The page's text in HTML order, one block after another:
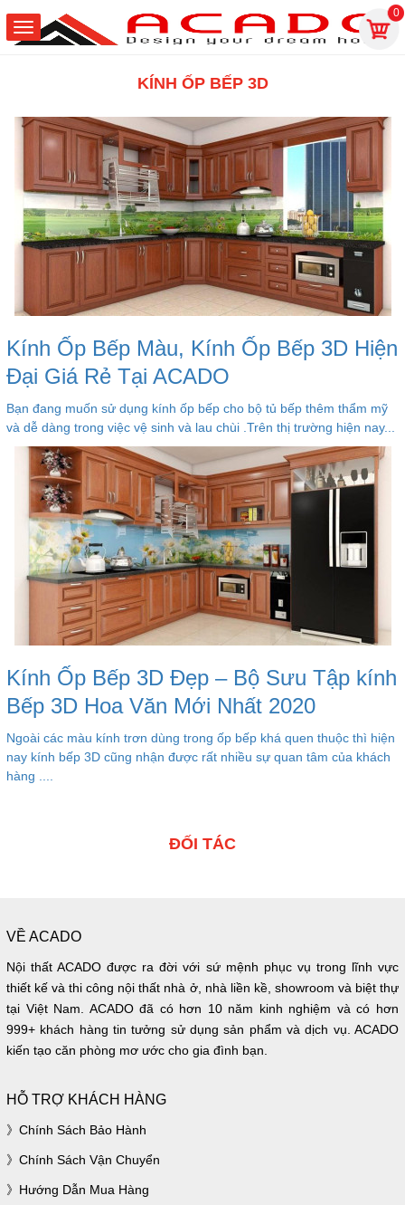
0
KÍNH ỐP BẾP 3D
Kính Ốp Bếp Màu, Kính Ốp Bếp 3D Hiện
Đại Giá Rẻ Tại ACADO
Bạn đang muốn sử dụng kính ốp bếp cho bộ tủ bếp thêm thẩm mỹ
và dễ dàng trong việc vệ sinh và lau chùi .Trên thị trường hiện nay...
Kính Ốp Bếp 3D Đẹp – Bộ Sưu Tập kính
Bếp 3D Hoa Văn Mới Nhất 2020
Ngoài các màu kính trơn dùng trong ốp bếp khá quen thuộc thì hiện
nay kính bếp 3D cũng nhận được rất nhiều sự quan tâm của khách
hàng ....
ĐỐI TÁC
VỀ ACADO
Nội thất ACADO được ra đời với sứ mệnh phục vụ trong lĩnh vực
thiết kế và thi công nội thất nhà ở, nhà liền kề, showroom và biệt thự
tại Việt Nam. ACADO đã có hơn 10 năm kinh nghiệm và có hơn
999+ khách hàng tin tưởng sử dụng sản phẩm và dịch vụ. ACADO
kiến tạo căn phòng mơ ước cho gia đình bạn.
HỖ TRỢ KHÁCH HÀNG
Chính Sách Bảo Hành
Chính Sách Vận Chuyển
Hướng Dẫn Mua Hàng